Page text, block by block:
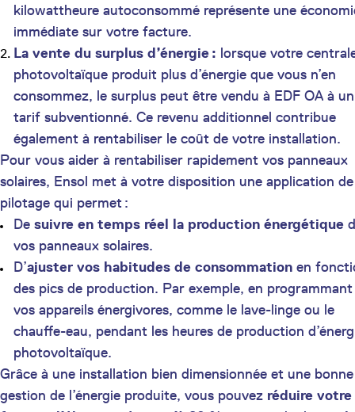
kilowattheure autoconsommé représente une
immédiate sur votre facture.
La vente du surplus d’énergie : lorsque votre
photovoltaïque produit plus d’énergie que vous n’en
consommez, le surplus peut être vendu à EDF OA à un
tarif subventionné. Ce revenu additionnel contribue
également à rentabiliser le coût de votre installation.
Pour vous aider à rentabiliser rapidement vos panneaux
solaires, Ensol met à votre disposition une application de
pilotage qui permet :
De suivre en temps réel la production énergétique
vos panneaux solaires.
D’ajuster vos habitudes de consommation en
des pics de production. Par exemple, en programmant
vos appareils énergivores, comme le lave-linge ou le
chauffe-eau, pendant les heures de production
photovoltaïque.
Grâce à une installation bien dimensionnée et une bonne
gestion de l’énergie produite, vous pouvez réduire votre